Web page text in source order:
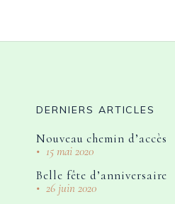
DERNIERS ARTICLES
Nouveau chemin d’accès
15 mai 2020
Belle fête d’anniversaire
26 juin 2020